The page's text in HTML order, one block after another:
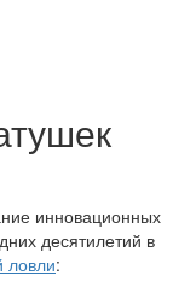
инновационных
десятилетий в
ловли: